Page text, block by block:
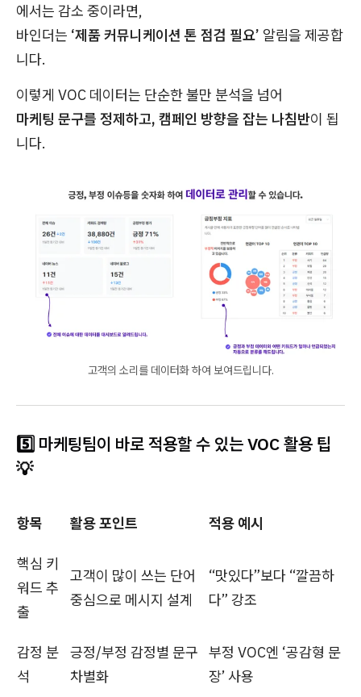
에서는 감소 중이라면,
바인더는 ‘제품 커뮤니케이션 톤 점검 필요’ 알림을 제공합
니다.
이렇게 VOC 데이터는 단순한 불만 분석을 넘어
마케팅 문구를 정제하고, 캠페인 방향을 잡는 나침반이 됩
니다.
고객의 소리를 데이터화 하여 보여드립니다.
5️⃣ 마케팅팀이 바로 적용할 수 있는 VOC 활용 팁
💡
항목 활용 포인트 적용 예시
핵심 키
워드 추
출
고객이 많이 쓰는 단어
중심으로 메시지 설계
“맛있다”보다 “깔끔하
다” 강조
감정 분
석
긍정/부정 감정별 문구
차별화
부정 VOC엔 ‘공감형 문
장’ 사용